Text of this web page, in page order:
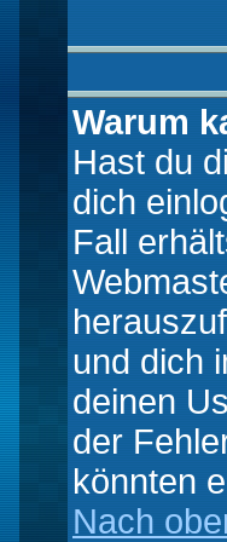
Warum
Hast du
dich
Fall
und dich
deinen
der
könnten
Nach